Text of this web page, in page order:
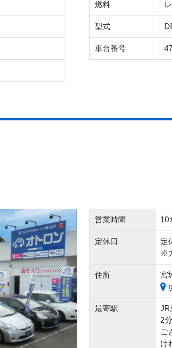
燃料
型式
車台番号
営業時間
定休日
定
※
住所
宮
最寄駅
JR
2
ご
け